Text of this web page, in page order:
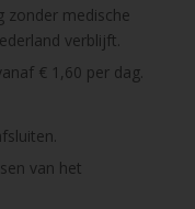
zonder medische
verblijft.
€ 1,60 per dag.
van het